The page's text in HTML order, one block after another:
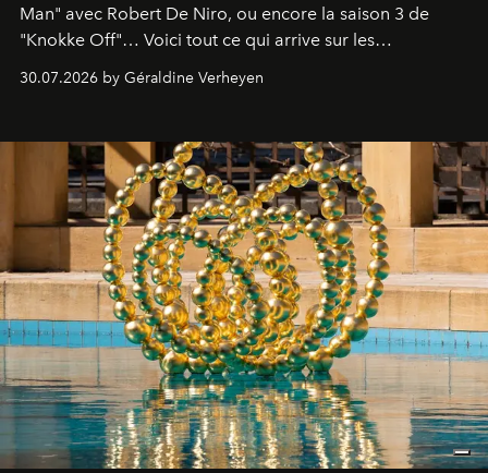
Man" avec Robert De Niro, ou encore la saison 3 de
"Knokke Off"… Voici tout ce qui arrive sur les
30.07.2026 by Géraldine Verheyen